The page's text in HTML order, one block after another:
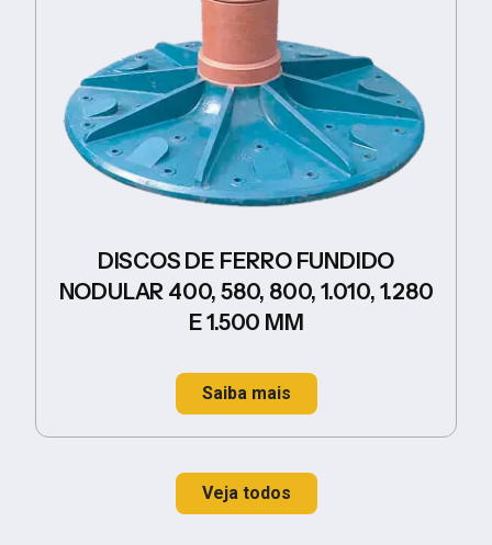
DISCOS DE FERRO FUNDIDO
NODULAR 400, 580, 800, 1.010, 1.280
E 1.500 MM
Saiba mais
Veja todos